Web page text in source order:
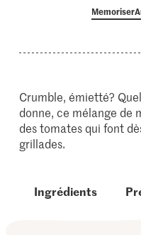
Memoriser
Crumble, émietté?
donne, ce mélange de
des tomates qui font
grillades.
Ingrédients